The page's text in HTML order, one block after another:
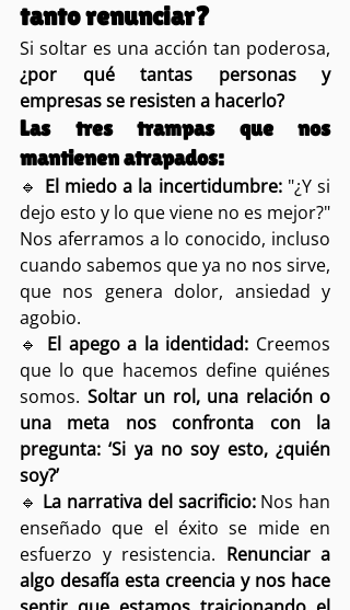
tanto renunciar?
¿por qué tantas personas y
empresas se resisten a hacerlo?
Las tres trampas que nos
mantienen atrapados:
🔹 El miedo a la incertidumbre: "¿Y si
dejo esto y lo que viene no es mejor?"
Nos aferramos a lo conocido, incluso
cuando sabemos que ya no nos sirve,
que nos genera dolor, ansiedad y
agobio.
🔹 El apego a la identidad: Creemos
que lo que hacemos define quiénes
somos. Soltar un rol, una relación o
una meta nos confronta con la
pregunta: ‘Si ya no soy esto, ¿quién
soy?’
🔹 La narrativa del sacrificio: Nos han
enseñado que el éxito se mide en
esfuerzo y resistencia. Renunciar a
algo desafía esta creencia y nos hace